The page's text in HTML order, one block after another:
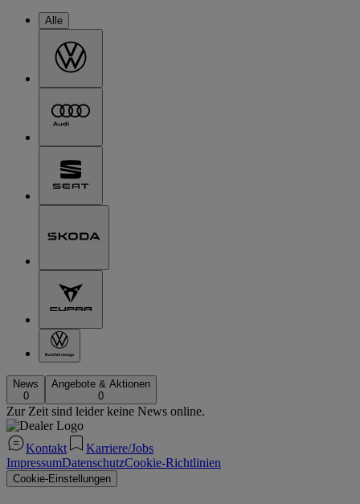
Alle
News
0
Angebote & Aktionen
0
Zur Zeit sind leider keine News online.
Kontakt
Karriere/Jobs
ImpressumDatenschutzCookie-Richtlinien
Cookie-Einstellungen